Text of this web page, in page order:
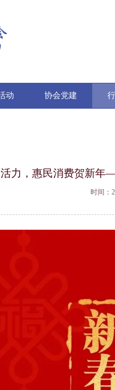
动 协会党建
力，惠民消费贺新年
时间：